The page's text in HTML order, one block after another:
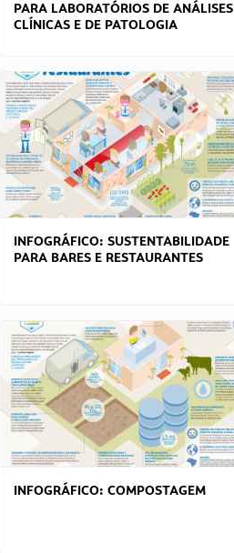
PARA LABORATÓRIOS DE ANÁLISES
CLÍNICAS E DE PATOLOGIA
INFOGRÁFICO: SUSTENTABILIDADE
PARA BARES E RESTAURANTES
INFOGRÁFICO: COMPOSTAGEM